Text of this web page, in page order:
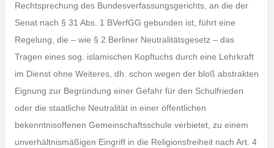
Rechtsprechung des Bundesverfassungsgerichts, an die der
Senat nach § 31 Abs. 1 BVerfGG gebunden ist, führt eine
Regelung, die – wie § 2 Berliner Neutralitätsgesetz – das
Tragen eines sog. islamischen Kopftuchs durch eine Lehrkraft
im Dienst ohne Weiteres, dh. schon wegen der bloß abstrakten
Eignung zur Begründung einer Gefahr für den Schulfrieden
oder die staatliche Neutralität in einer öffentlichen
bekenntnisoffenen Gemeinschaftsschule verbietet, zu einem
unverhältnismäßigen Eingriff in die Religionsfreiheit nach Art. 4